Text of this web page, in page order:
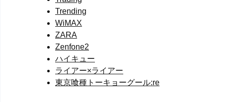
Trending
WiMAX
ZARA
Zenfone2
ハイキュー
ライアー×ライアー
東京喰種トーキョーグール:re